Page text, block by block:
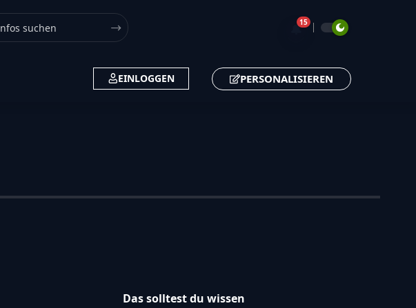
🔔15
EINLOGGEN PERSONALISIEREN
Das solltest du wissen